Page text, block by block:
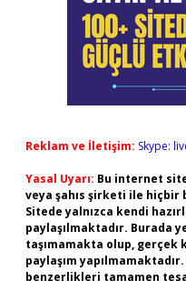
Reklam ve İletişim: Skype:
Yasal Uyarı: Bu internet
veya şahıs şirketi ile hiçbir
Sitede yalnızca kendi
paylaşılmaktadır. Burada
taşımamakta olup, gerçek
paylaşım
benzerlikleri tamamen